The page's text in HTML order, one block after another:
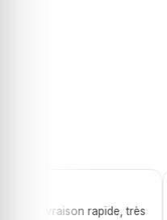
livraison rapide, très